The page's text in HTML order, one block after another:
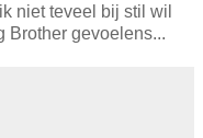
niet teveel bij stil wil
Brother gevoelens...